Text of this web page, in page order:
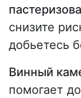
снизите
добьетесь
Винный
помогает